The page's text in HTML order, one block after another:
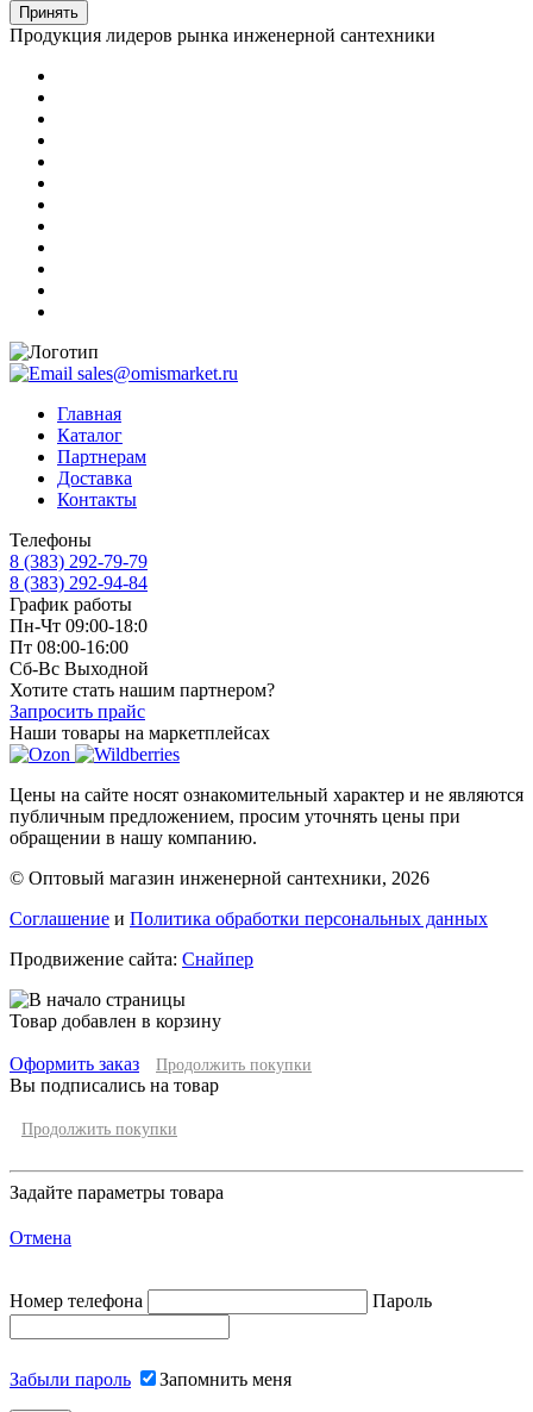
Принять
Продукция лидеров рынка инженерной сантехники
sales@omismarket.ru
Главная
Каталог
Партнерам
Доставка
Контакты
Телефоны
8 (383) 292-79-79
8 (383) 292-94-84
График работы
Пн-Чт 09:00-18:0
Пт 08:00-16:00
Сб-Вс Выходной
Хотите стать нашим партнером?
Запросить прайс
Наши товары на маркетплейсах
Цены на сайте носят ознакомительный характер и не являются
публичным предложением, просим уточнять цены при
обращении в нашу компанию.
© Оптовый магазин инженерной сантехники, 2026
Соглашение и Политика обработки персональных данных
Продвижение сайта: Снайпер
Товар добавлен в корзину
Оформить заказ Продолжить покупки
Вы подписались на товар
Продолжить покупки
Задайте параметры товара
Отмена
Номер телефона Пароль
Забыли пароль Запомнить меня